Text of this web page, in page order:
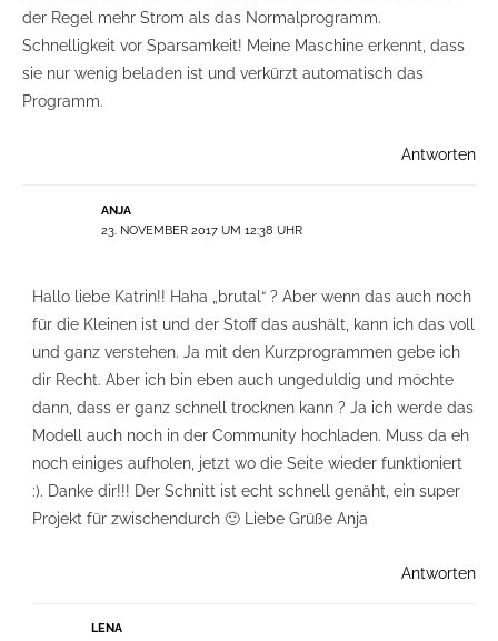
der Regel mehr Strom als das Normalprogramm.
Schnelligkeit vor Sparsamkeit! Meine Maschine erkennt, dass
sie nur wenig beladen ist und verkürzt automatisch das
Programm.
Antworten
ANJA
23. NOVEMBER 2017 UM 12:38 UHR
Hallo liebe Katrin!! Haha „brutal“ ? Aber wenn das auch noch
für die Kleinen ist und der Stoff das aushält, kann ich das voll
und ganz verstehen. Ja mit den Kurzprogrammen gebe ich
dir Recht. Aber ich bin eben auch ungeduldig und möchte
dann, dass er ganz schnell trocknen kann ? Ja ich werde das
Modell auch noch in der Community hochladen. Muss da eh
noch einiges aufholen, jetzt wo die Seite wieder funktioniert
:). Danke dir!!! Der Schnitt ist echt schnell genäht, ein super
Projekt für zwischendurch 🙂 Liebe Grüße Anja
Antworten
LENA